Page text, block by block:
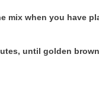
mix when you have
until golden